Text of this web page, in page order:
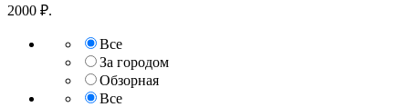
2000 ₽.
Все
За городом
Обзорная
Все